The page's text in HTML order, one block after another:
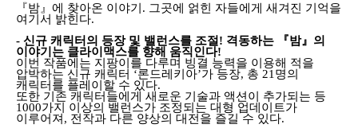
『밤』에 찾아온 이야기. 그곳에 얽힌 자들에게 새겨진 기억을
여기서 밝힌다.
- 신규 캐릭터의 등장 및 밸런스를 조절! 격동하는 『밤』의
이야기는 클라이맥스를 향해 움직인다!
이번 작품에는 지팡이를 다루며 빙결 능력을 이용해 적을
압박하는 신규 캐릭터 ‘론드레키아’가 등장, 총 21명의
캐릭터를 플레이할 수 있다.
또한 기존 캐릭터들에게 새로운 기술과 액션이 추가되는 등
1000가지 이상의 밸런스가 조정되는 대형 업데이트가
이루어져, 전작과 다른 양상의 대전을 즐길 수 있다.